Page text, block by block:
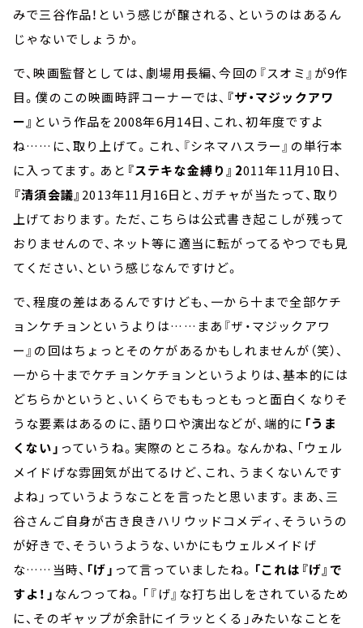
みで三谷作品！という感じが醸される、というのはあるん
じゃないでしょうか。
で、映画監督としては、劇場用長編、今回の『スオミ』が9作
目。僕のこの映画時評コーナーでは、 『ザ・マジックアワ
ー』 という作品を2008年6月14日、これ、初年度ですよ
ね……に、取り上げて。これ、『シネマハスラー』の単行本
に入ってます。あと 『ステキな金縛り』2011年11月10日、
『清須会議』 2013年11月16日と、ガチャが当たって、取り
上げております。ただ、こちらは公式書き起こしが残って
おりませんので、ネット等に適当に転がってるやつでも見
てください、という感じなんですけど。
で、程度の差はあるんですけども、一から十まで全部ケチ
ョンケチョンというよりは……まあ『ザ・マジックアワ
ー』の回はちょっとそのケがあるかもしれませんが（笑）、
一から十までケチョンケチョンというよりは、基本的には
どちらかというと、いくらでももっともっと面白くなりそ
うな要素はあるのに、語り口や演出などが、端的に 「うま
くない」 っていうね。実際のところね。なんかね、「ウェル
メイドげな雰囲気が出てるけど、これ、うまくないんです
よね」っていうようなことを言ったと思います。まあ、三
谷さんご自身が古き良きハリウッドコメディ、そういうの
が好きで、そういうような、いかにもウェルメイドげ
な……当時、 「げ」 って言っていましたね。 「これは『げ』で
すよ！」 なんつってね。「『げ』な打ち出しをされているため
に、そのギャップが余計にイラッとくる」みたいなことを